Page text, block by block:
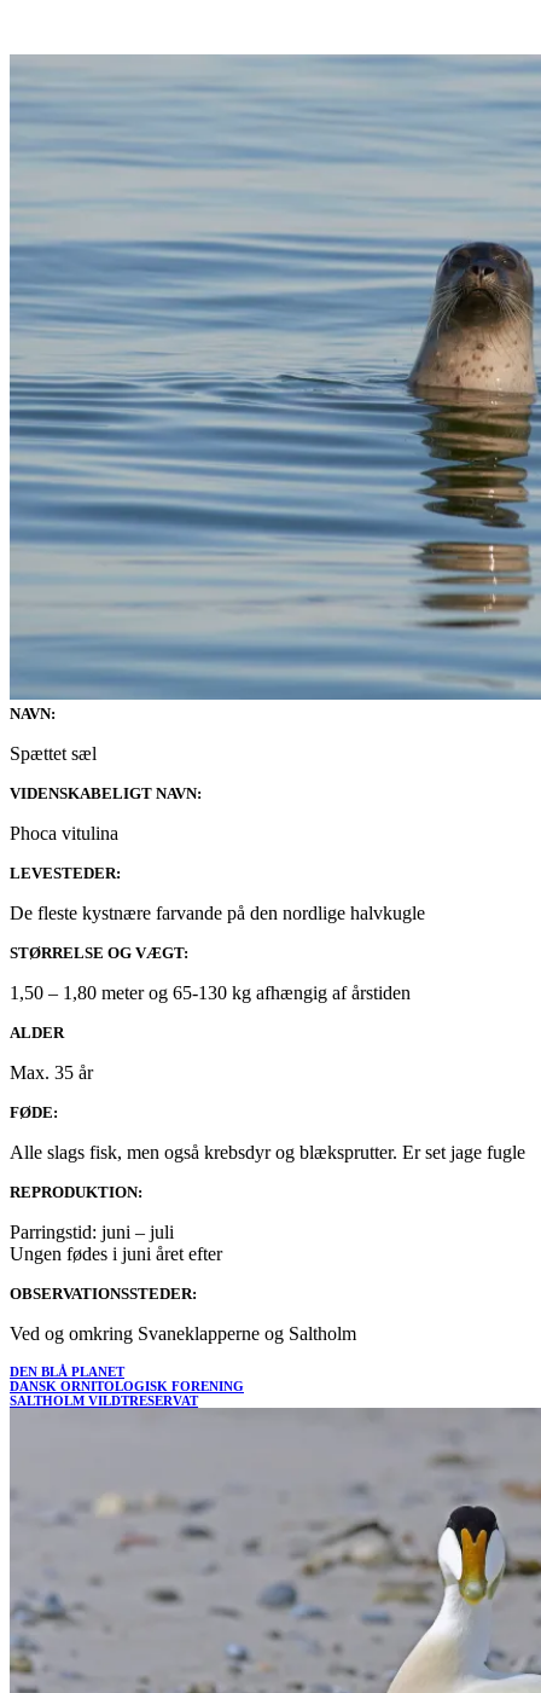
NAVN:
Spættet sæl
VIDENSKABELIGT NAVN:
Phoca vitulina
LEVESTEDER:
De fleste kystnære farvande på den nordlige halvkugle
STØRRELSE OG VÆGT:
1,50 – 1,80 meter og 65-130 kg afhængig af årstiden
ALDER
Max. 35 år
FØDE:
Alle slags fisk, men også krebsdyr og blæksprutter. Er set jage fugle
REPRODUKTION:
Parringstid: juni – juli
Ungen fødes i juni året efter
OBSERVATIONSSTEDER:
Ved og omkring Svaneklapperne og Saltholm
DEN BLÅ PLANET
DANSK ORNITOLOGISK FORENING
SALTHOLM VILDTRESERVAT